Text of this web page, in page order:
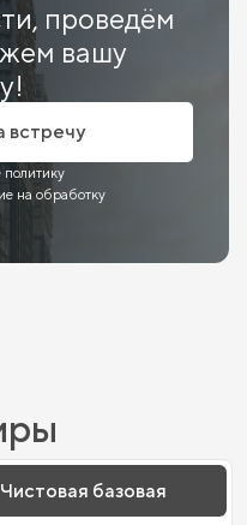
проведём
вашу
встречу
на обработку
Чистовая базовая